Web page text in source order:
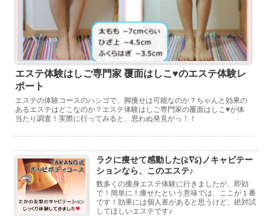
エステ体験はしご専門家 覆面はしこ♥のエステ体験レ
ポート
エステの体験コースのハシゴで、脚痩せは可能なのか？ちゃんと効果の
あるエステはどこなのか？エステ体験はしご専門家の覆面はしこ♥が体
当たり調査！実際に行ってみると、思わぬ発見がっ！！
ラクに痩せて感動した(≧∇≦)ノキャビテー
ションなら、このエステ♪
数多くの痩身エステ体験に行きましたが、即効
で！簡単に！痩せたという意味では、ここが１番
です！効果には個人差があると思うけど、絶対試
してほしいエステです♪